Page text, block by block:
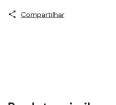
Compartilhar